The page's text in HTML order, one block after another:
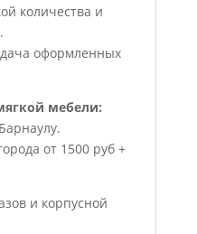
количества и
оформленных
мебели:
от 1500 руб +
и корпусной